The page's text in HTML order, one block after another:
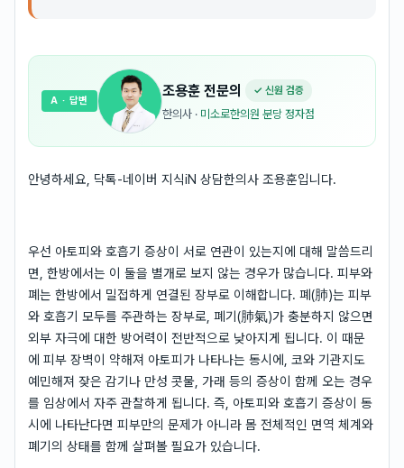
조용훈 전문의 ✓ 신원 검증
한의사 · 미소로한의원 분당 정자점
A · 답변
안녕하세요, 닥톡-네이버 지식iN 상담한의사 조용훈입니다.
우선 아토피와 호흡기 증상이 서로 연관이 있는지에 대해 말씀드리
면, 한방에서는 이 둘을 별개로 보지 않는 경우가 많습니다. 피부와
폐는 한방에서 밀접하게 연결된 장부로 이해합니다. 폐(肺)는 피부
와 호흡기 모두를 주관하는 장부로, 폐기(肺氣)가 충분하지 않으면
외부 자극에 대한 방어력이 전반적으로 낮아지게 됩니다. 이 때문
에 피부 장벽이 약해져 아토피가 나타나는 동시에, 코와 기관지도
예민해져 잦은 감기나 만성 콧물, 가래 등의 증상이 함께 오는 경우
를 임상에서 자주 관찰하게 됩니다. 즉, 아토피와 호흡기 증상이 동
시에 나타난다면 피부만의 문제가 아니라 몸 전체적인 면역 체계와
폐기의 상태를 함께 살펴볼 필요가 있습니다.